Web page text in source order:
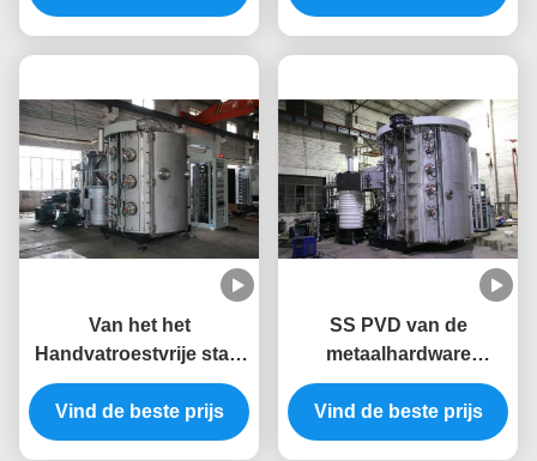
batchproductieapparatuur
roestvrij staalkop voor
Van het het
Handvatroestvrije staal
PVD van de metaaldeur
de Deklaagmachine
Vind de beste prijs
SS PVD van de
metaalhardware
Kleurrijke Decoratieve
Deklaagmachine
Vind de beste prijs